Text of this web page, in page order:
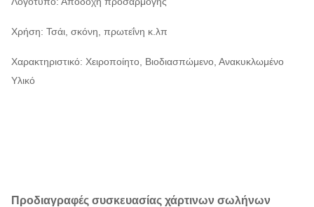
Χρήση: Τσάι, σκόνη, πρωτεΐνη κ.λπ
Χαρακτηριστικό: Χειροποίητο, Βιοδιασπώμενο, Ανακυκλωμένο
Υλικό
Προδιαγραφές συσκευασίας χάρτινων σωλήνων